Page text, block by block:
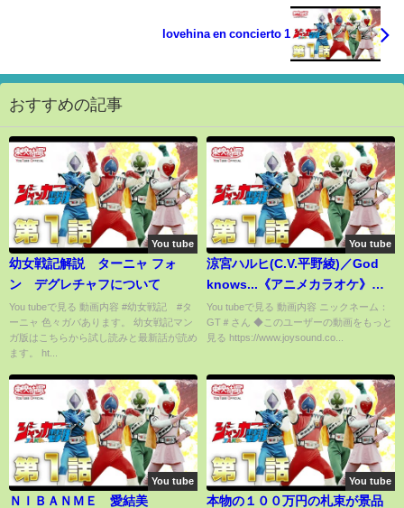
lovehina en concierto 1
おすすめの記事
You tube
幼女戦記解説 ターニャ フォ
ン デグレチャフについて
You tubeで見る 動画内容 #幼女戦記 #タ
ーニャ 色々ガバあります。 幼女戦記マン
ガ版はこちらから試し読みと最新話が読め
ます。 ht...
You tube
涼宮ハルヒ(C.V.平野綾)／God
knows...《アニメカラオケ》
【うたスキ動画】
You tubeで見る 動画内容 ニックネーム：
GT＃さん ◆このユーザーの動画をもっと
見る https://www.joysound.co...
You tube
ＮＩＢＡＮＭＥ 愛結美
You tube
本物の１００万円の札束が景品